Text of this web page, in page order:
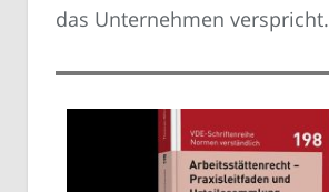
das Unternehmen verspricht.